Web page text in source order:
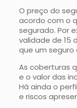
O preço do
acordo com o
segurado. Por
validade de 15
que um seguro
As coberturas
e o valor das
Há ainda o
e riscos